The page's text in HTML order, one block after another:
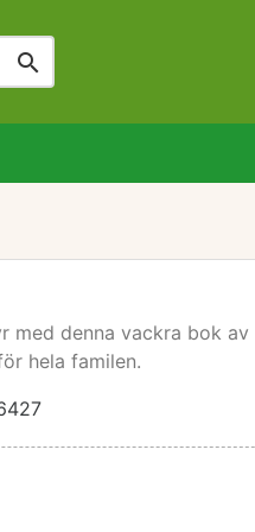

med denna vackra bok av
hela familen.